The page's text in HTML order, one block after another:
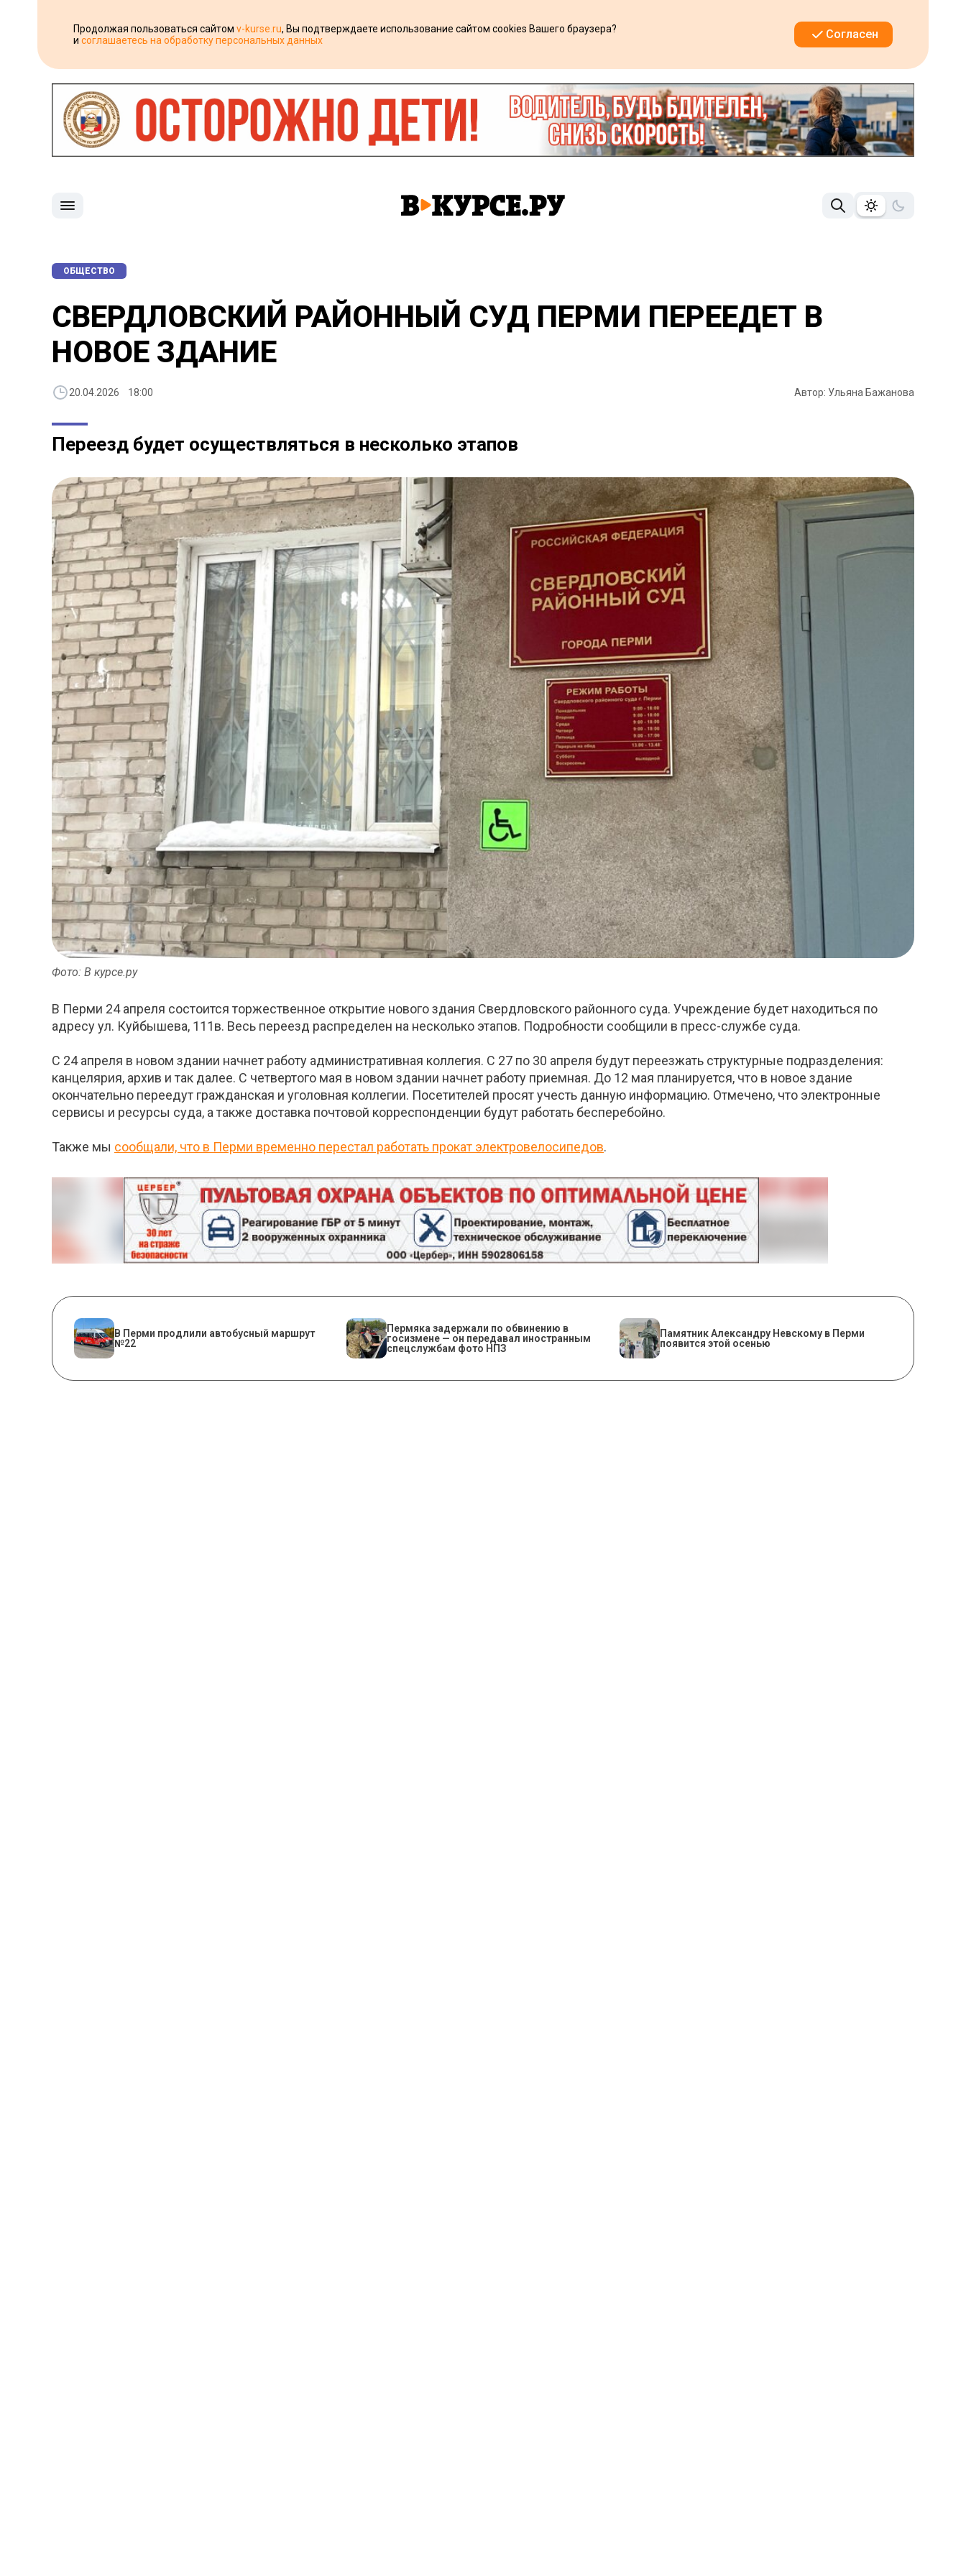
Продолжая пользоваться сайтом v-kurse.ru, Вы подтверждаете использование сайтом cookies Вашего браузера?
и соглашаетесь на обработку персональных данных Согласен
ОБЩЕСТВО
СВЕРДЛОВСКИЙ РАЙОННЫЙ СУД ПЕРМИ ПЕРЕЕДЕТ В
НОВОЕ ЗДАНИЕ
20.04.2026 18:00 Автор: Ульяна Бажанова
Переезд будет осуществляться в несколько этапов
Фото: В курсе.ру
В Перми 24 апреля состоится торжественное открытие нового здания Свердловского районного суда. Учреждение будет находиться по
адресу ул. Куйбышева, 111в. Весь переезд распределен на несколько этапов. Подробности сообщили в пресс-службе суда.
С 24 апреля в новом здании начнет работу административная коллегия. С 27 по 30 апреля будут переезжать структурные подразделения:
канцелярия, архив и так далее. С четвертого мая в новом здании начнет работу приемная. До 12 мая планируется, что в новое здание
окончательно переедут гражданская и уголовная коллегии. Посетителей просят учесть данную информацию. Отмечено, что электронные
сервисы и ресурсы суда, а также доставка почтовой корреспонденции будут работать бесперебойно.
Также мы сообщали, что в Перми временно перестал работать прокат электровелосипедов.
В Перми продлили автобусный маршрут
№22
Пермяка задержали по обвинению в
госизмене — он передавал иностранным
спецслужбам фото НПЗ
​Памятник Александру Невскому в Перми
появится этой осенью